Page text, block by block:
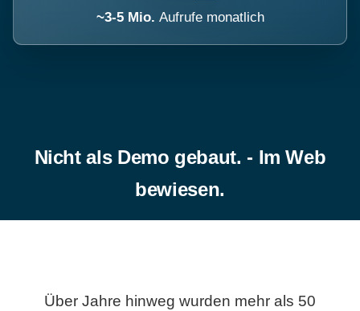
~3-5 Mio. Aufrufe monatlich
Nicht als Demo gebaut. - Im Web
bewiesen.
Über Jahre hinweg wurden mehr als 50